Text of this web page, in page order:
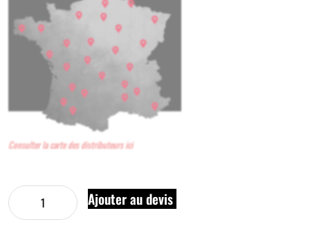
Consulter la carte des distributeurs ici
Ajouter au devis